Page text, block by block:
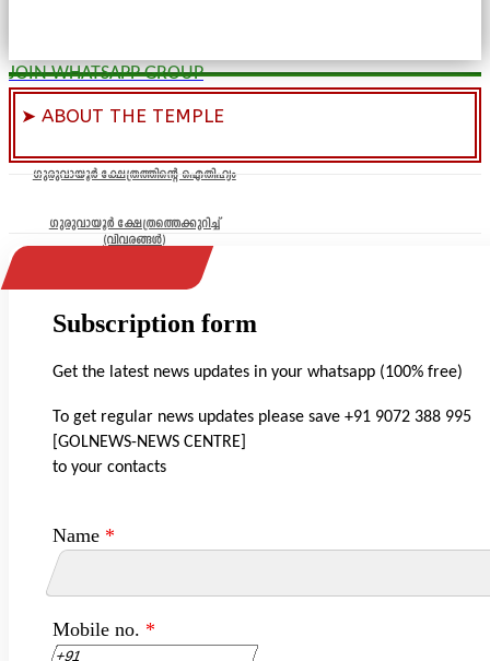
JOIN WHATSAPP GROUP
➤ ABOUT THE TEMPLE
ഗുരുവായൂർ ക്ഷേത്രത്തിന്റെ ഐതിഹ്യം
ഗുരുവായൂർ ക്ഷേത്രത്തെക്കുറിച്ച്
(വിവരങ്ങൾ)
Subscription form
Get the latest news updates in your whatsapp (100% free)
To get regular news updates please save +91 9072 388 995
[GOLNEWS-NEWS CENTRE]
to your contacts
Name *
Mobile no. *